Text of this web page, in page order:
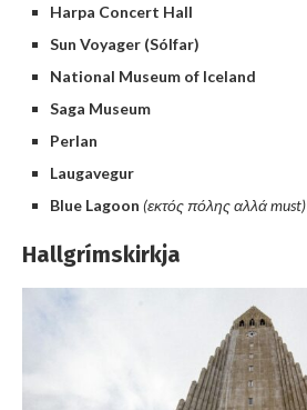
Harpa Concert Hall
Sun Voyager (Sólfar)
National Museum of Iceland
Saga Museum
Perlan
Laugavegur
Blue Lagoon (εκτός πόλης αλλά must)
Hallgrímskirkja